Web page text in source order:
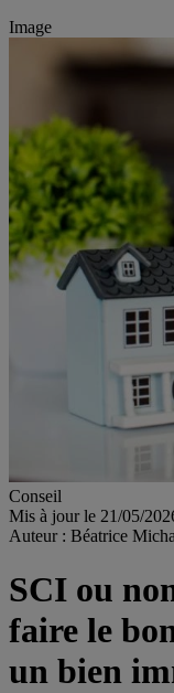
Image
Conseil
Mis à jour le 21/05/
Auteur : Béatrice
SCI ou
faire le
un bien